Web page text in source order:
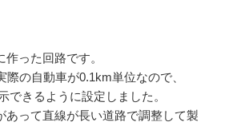
った回路です。
際の自動車が0.1km単位なので、
できるように設定しました。
あって直線が長い道路で調整して製